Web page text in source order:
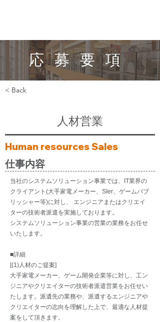
応募要項
< Back
人材営業
Human resources Sales
仕事内容
当社のシステムソリューション事業では、IT業界の
クライアント(大手家電メーカー、SIer、ゲームパブ
リッシャー等)に対し、 エンジニアまたはクリエイ
ターの技術者派遣を実施しております。
システムソリューション事業の営業の業務をお任せ
いたします。
■詳細
[(1)人材のご提案]
大手家電メーカー、ゲーム開発企業等に対し、工ン
ジニアやクリエイターの技術者派遣営業をお任せい
たします。派遺先の業務や、派遺するエンジニアや
クリエイターの志向を理解した上で、最適な人材提
案をして頂きます。